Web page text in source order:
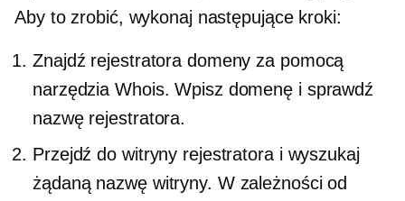
Aby to zrobić, wykonaj następujące kroki:
Znajdź rejestratora domeny za pomocą
narzędzia Whois. Wpisz domenę i sprawdź
nazwę rejestratora.
Przejdź do witryny rejestratora i wyszukaj
żądaną nazwę witryny. W zależności od